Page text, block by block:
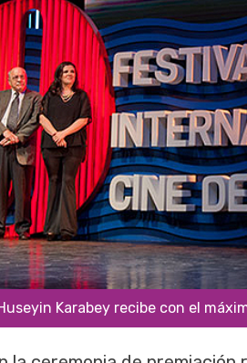
Karabey recibe con el